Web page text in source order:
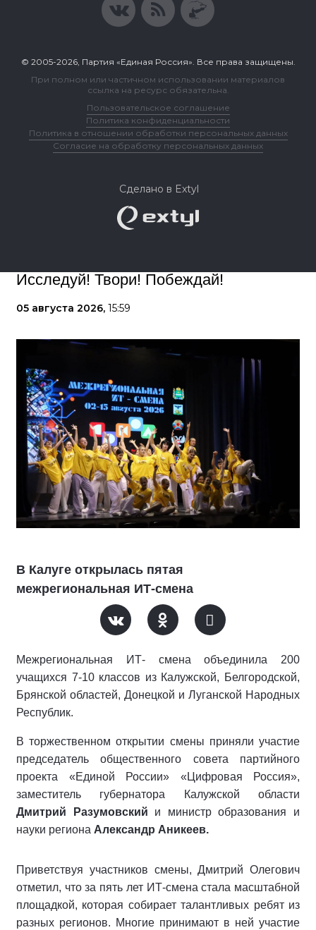
© 2005-2026, Партия «Единая Россия». Все права защищены.
При полном или частичном использовании материалов
ссылка на ресурс обязательна.
Пользовательское соглашение
Политика конфиденциальности
Политика в отношении обработки персональных данных
Согласие на обработку персональных данных
Сделано в Extyl
Исследуй! Твори! Побеждай!
05 августа 2026, 15:59
В Калуге открылась пятая
межрегиональная ИТ-смена
Межрегиональная ИТ- смена объединила 200
учащихся 7-10 классов из Калужской, Белгородской,
Брянской областей, Донецкой и Луганской Народных
Республик.
В торжественном открытии смены приняли участие
председатель общественного совета партийного
проекта «Единой России» «Цифровая Россия»,
заместитель губернатора Калужской области
Дмитрий Разумовский и министр образования и
науки региона Александр Аникеев.
Приветствуя участников смены, Дмитрий Олегович
отметил, что за пять лет ИТ-смена стала масштабной
площадкой, которая собирает талантливых ребят из
разных регионов. Многие принимают в ней участие